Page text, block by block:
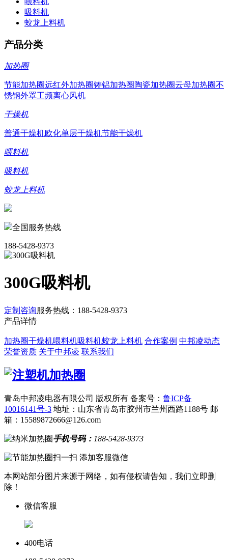
吸料机
蛟龙上料机
产品分类
加热圈
节能加热圈远红外加热圈铸铝加热圈 陶瓷加热圈云母加热圈不
锈钢外罩工频离心风机
干燥机
普通干燥机欧化单层干燥机节能干燥机
喂料机
吸料机
蛟龙上料机
全国服务热线
188-5428-9373
300G吸料机
定制咨询服务热线： 188-5428-9373
产品详情
加热圈干燥机喂料机吸料机蛟龙上料机 合作案例 中邦凌动态
荣誉资质 关于中邦凌 联系我们
青岛中邦凌电器有限公司 版权所有 备案号： 鲁ICP备
10016141号-3 地址：山东省青岛市胶州市兰州西路1188号 邮
箱：15589872666@126.com
手机号码： 188-5428-9373
扫一扫 添加客服微信
本网站部分图片来源于网络，如有侵权请告知，我们立即删
除！
微信客服
400电话